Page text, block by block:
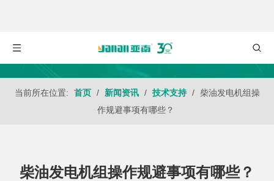
当前所在位置: 首页 / 新闻资讯 / 技术支持 /
柴油发电机组操
作规避事项有哪些？
柴油发电机组操作规避事项有哪些？